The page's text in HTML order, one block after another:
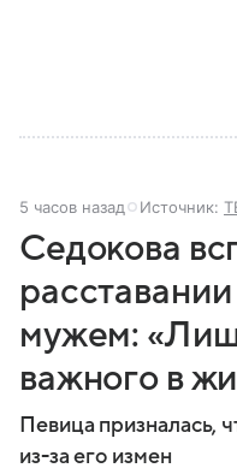
5 часов назад Источник:
Седокова
мужем:
важного в
Певица призналась,
из-за его измен